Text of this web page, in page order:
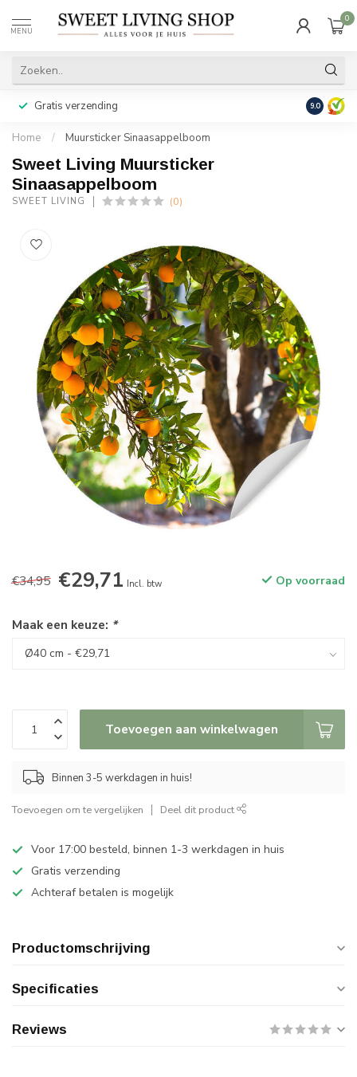
MENU
0
Gratis verzending Achteraf
9.0
Home / Muursticker Sinaasappelboom
Sweet Living Muursticker
Sinaasappelboom
SWEET LIVING (0)
€34,95 €29,71 Incl. btw Op voorraad
Maak een keuze: *
Toevoegen aan winkelwagen
Binnen 3-5 werkdagen in huis!
Toevoegen om te vergelijken Deel dit product
Voor 17:00 besteld, binnen 1-3 werkdagen in huis
Gratis verzending
Achteraf betalen is mogelijk
Productomschrijving
Specificaties
Reviews